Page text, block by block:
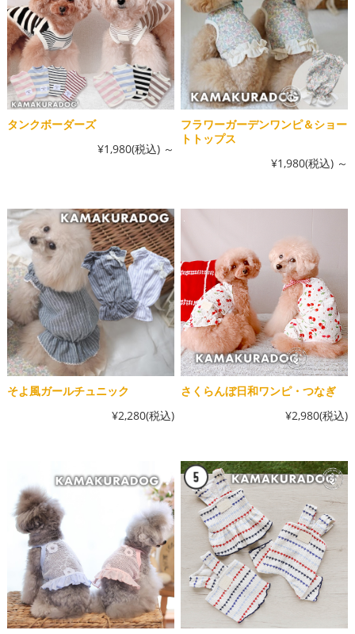
タンクボーダーズ
¥1,980(税込) ～
フラワーガーデンワンピ＆ショー
トトップス
¥1,980(税込) ～
そよ風ガールチュニック
¥2,280(税込)
さくらんぼ日和ワンピ・つなぎ
¥2,980(税込)